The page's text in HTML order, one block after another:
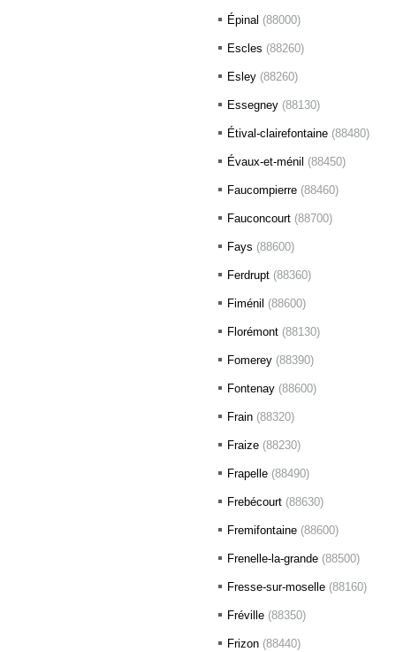
Épinal (88000)
Escles (88260)
Esley (88260)
Essegney (88130)
Étival-clairefontaine (88480)
Évaux-et-ménil (88450)
Faucompierre (88460)
Fauconcourt (88700)
Fays (88600)
Ferdrupt (88360)
Fiménil (88600)
Florémont (88130)
Fomerey (88390)
Fontenay (88600)
Frain (88320)
Fraize (88230)
Frapelle (88490)
Frebécourt (88630)
Fremifontaine (88600)
Frenelle-la-grande (88500)
Fresse-sur-moselle (88160)
Fréville (88350)
Frizon (88440)